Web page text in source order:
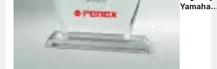
Yamaha